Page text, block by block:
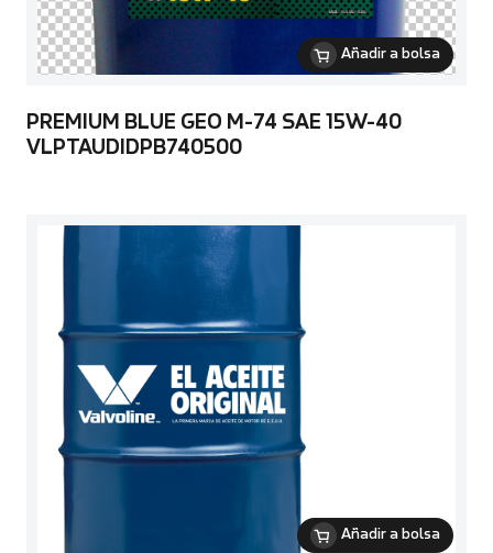
Añadir a bolsa
PREMIUM BLUE GEO M-74 SAE 15W-40
VLPTAUDIDPB740500
Añadir a bolsa